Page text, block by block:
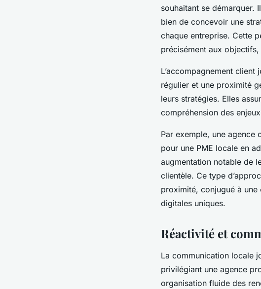
souhaitant se démarquer.
bien de concevoir une
chaque entreprise. Cette
précisément aux
L’accompagnement
régulier et une proximité
leurs stratégies. Elles
compréhension des
Par exemple, une agence
pour une PME locale en
augmentation notable de
clientèle. Ce type
proximité, conjugué à
digitales uniques.
Réactivité et
La communication locale
privilégiant une agence
organisation fluide des